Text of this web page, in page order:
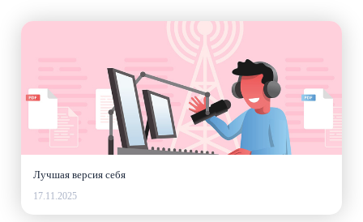
Лучшая версия себя
17.11.2025